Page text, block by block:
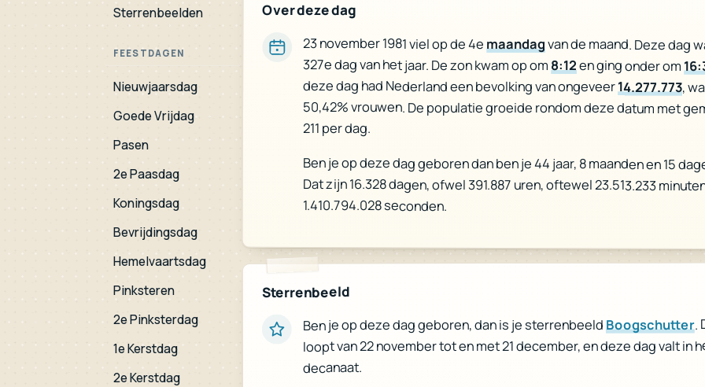
Sterrenbeelden
FEESTDAGEN
Nieuwjaarsdag
Goede Vrijdag
Pasen
2e Paasdag
Koningsdag
Bevrijdingsdag
Hemelvaartsdag
Pinksteren
2e Pinksterdag
1e Kerstdag
2e Kerstdag
Over deze dag
23 november 1981 viel op de 4e maandagvan de maand. Deze dag
327e dag van het jaar. De zon kwam op om 8:12en ging onder om
deze dag had Nederland een bevolking van ongeveer14.277.773,
50,42% vrouwen. De populatie groeide rondom deze datum met
211 per dag.
Ben je op deze dag geboren dan ben je 44 jaar, 8 maanden en 15
Dat zijn 16.328 dagen, ofwel 391.887 uren, oftewel 23.513.233 minuten,
1.410.794.028 seconden.
Sterrenbeeld
Ben je op deze dag geboren, dan is je sterrenbeeldBoogschutter.
loopt van 22 november tot en met 21 december, en deze dag valt in
decanaat.